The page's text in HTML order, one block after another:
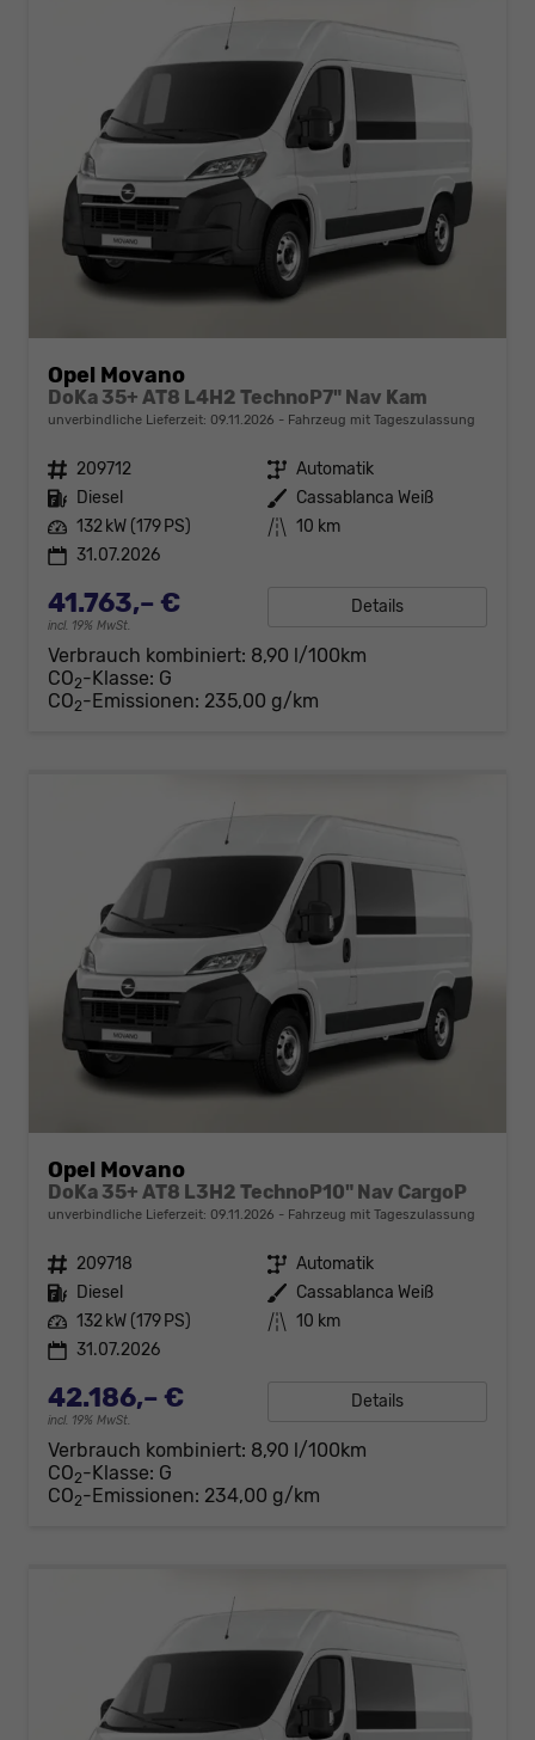
Opel Movano
DoKa 35+ AT8 L4H2 TechnoP7" Nav Kam
unverbindliche Lieferzeit: 09.11.2026 Fahrzeug mit Tageszulassung
Fahrzeugnr. 209712 Getriebe Automatik
Kraftstoff Diesel Außenfarbe Cassablanca Weiß
Leistung 132 kW (179 PS) Kilometerstand 10 km
31.07.2026
41.763,– €
incl. 19% MwSt.
Details
Verbrauch kombiniert: 8,90 l/100km
CO2-Klasse: G
CO2-Emissionen: 235,00 g/km
Opel Movano
DoKa 35+ AT8 L3H2 TechnoP10" Nav CargoP
unverbindliche Lieferzeit: 09.11.2026 Fahrzeug mit Tageszulassung
Fahrzeugnr. 209718 Getriebe Automatik
Kraftstoff Diesel Außenfarbe Cassablanca Weiß
Leistung 132 kW (179 PS) Kilometerstand 10 km
31.07.2026
42.186,– €
incl. 19% MwSt.
Details
Verbrauch kombiniert: 8,90 l/100km
CO2-Klasse: G
CO2-Emissionen: 234,00 g/km